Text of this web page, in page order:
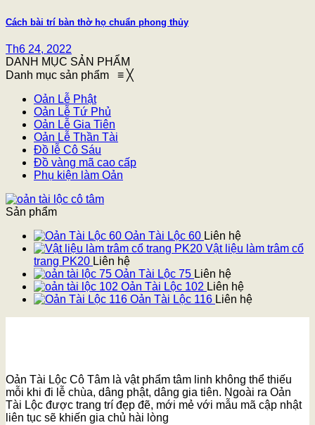
Cách bài trí bàn thờ họ chuẩn phong thủy
Th6 24, 2022
DANH MỤC SẢN PHẨM
Danh mục sản phẩm ≡ ╳
Oản Lễ Phật
Oản Lễ Tứ Phủ
Oản Lễ Gia Tiên
Oản Lễ Thần Tài
Đồ lễ Cô Sáu
Đồ vàng mã cao cấp
Phụ kiện làm Oản
Sản phẩm
Oản Tài Lộc 60 Liên hệ
Vật liệu làm trâm cổ
trang PK20 Liên hệ
Oản Tài Lộc 75 Liên hệ
Oản Tài Lộc 102 Liên hệ
Oản Tài Lộc 116 Liên hệ
Oản Tài Lộc Cô Tâm là vật phẩm tâm linh không thể thiếu
mỗi khi đi lễ chùa, dâng phật, dâng gia tiên. Ngoài ra Oản
Tài Lộc được trang trí đẹp đẽ, mới mẻ với mẫu mã cập nhật
liên tục sẽ khiến gia chủ hài lòng